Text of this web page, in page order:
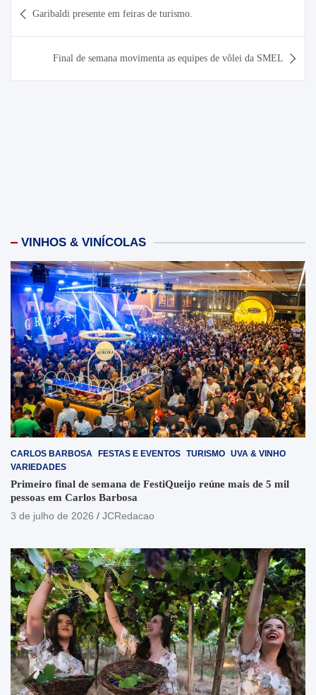
de
Garibaldi presente em feiras de turismo.
Final de semana movimenta as equipes de vôlei da SMEL
VINHOS & VINÍCOLAS
CARLOS BARBOSA FESTAS E EVENTOS TURISMO UVA & VINHO
VARIEDADES
Primeiro final de semana de FestiQueijo reúne mais de 5 mil
pessoas em Carlos Barbosa
3 de julho de 2026
JCRedacao